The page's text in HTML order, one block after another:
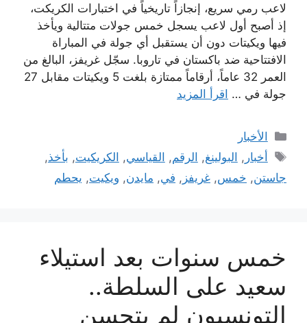
لاعب رمي سريع، إنجازاً تاريخياً في اختبارات الكريكت،
إذ أصبح أول لاعب يسجل خمس جولات متتالية ويأخذ
فيها ويكيتات دون أن يستقبل أي جولة في المباراة
الافتتاحية ضد باكستان في تاروبا. سجّل غريفز، البالغ من
العمر 32 عاماً، أرقاماً ممتازة بلغت 5 ويكيتات مقابل 27
جولة في … اقرأ المزيد
التصنيفات
الأخبار
الوسوم
أخبار , البولينغ, الرقم, القياسي, الكريكيت, بأخذ,
جاستن, خمس, غريفز , في, مايدن, ويكيت, يحطم
خمس سنوات بعد استيلاء
سعيد على السلطة..
التونسيون لم يتحسن